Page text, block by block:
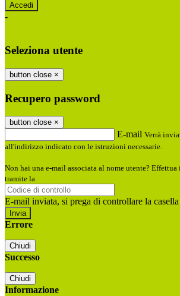
-
Seleziona utente
button close ×
Recupero password
button close ×
E-mail Verrà
all'indirizzo indicato con le istruzioni necessarie.
Non hai una e-mail associata al nome utente? Effettua
tramite la
E-mail inviata, si prega di controllare la
Errore
Chiudi
Successo
Chiudi
Informazione